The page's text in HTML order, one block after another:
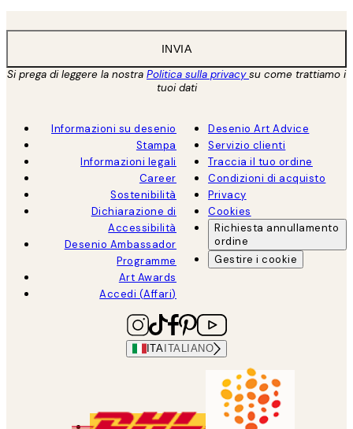
INVIA
Si prega di leggere la nostra Politica sulla privacysu come trattiamo i
tuoi dati
Informazioni su desenio
Stampa
Informazioni legali
Career
Sostenibilità
Dichiarazione di
Accessibilità
Desenio Ambassador
Programme
Art Awards
Accedi (Affari)
Desenio Art Advice
Servizio clienti
Traccia il tuo ordine
Condizioni di acquisto
Privacy
Cookies
Richiesta annullamento
ordine
Gestire i cookie
ITA ITALIANO